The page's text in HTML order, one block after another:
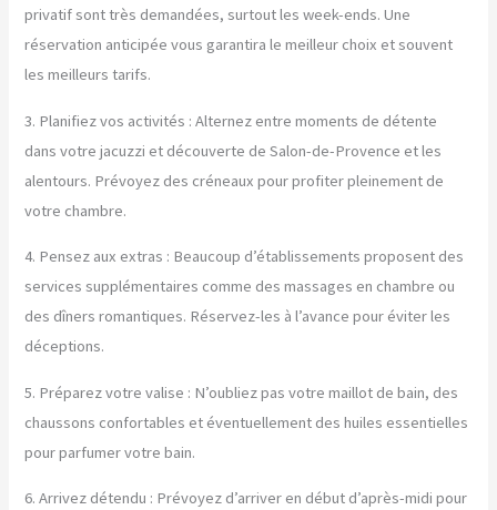
privatif sont très demandées, surtout les week-ends. Une
réservation anticipée vous garantira le meilleur choix et souvent
les meilleurs tarifs.
3. Planifiez vos activités : Alternez entre moments de détente
dans votre jacuzzi et découverte de Salon-de-Provence et les
alentours. Prévoyez des créneaux pour profiter pleinement de
votre chambre.
4. Pensez aux extras : Beaucoup d’établissements proposent des
services supplémentaires comme des massages en chambre ou
des dîners romantiques. Réservez-les à l’avance pour éviter les
déceptions.
5. Préparez votre valise : N’oubliez pas votre maillot de bain, des
chaussons confortables et éventuellement des huiles essentielles
pour parfumer votre bain.
6. Arrivez détendu : Prévoyez d’arriver en début d’après-midi pour